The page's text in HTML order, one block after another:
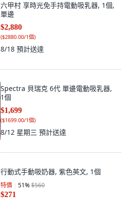
六甲村 享時光免手持電動吸乳器, 1個,
單邊
$2,880
($2880.00/1個)
8/18 預計送達
Spectra 貝瑞克 6代 單邊電動吸乳器,
1個
$1,699
($1699.00/1個)
8/12 星期三 預計送達
行動式手動吸奶器, 紫色英文, 1個
特價 51%$560
$271